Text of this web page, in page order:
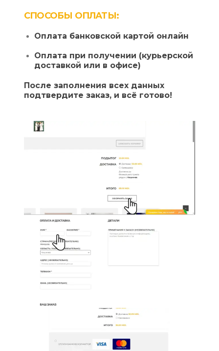
СПОСОБЫ ОПЛАТЫ:
Оплата банковской картой онлайн
Оплата при получении (курьерской
доставкой или в офисе)
После заполнения всех данных
подтвердите заказ, и всё готово!